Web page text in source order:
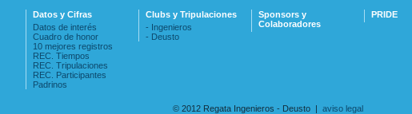
Datos y Cifras
Datos de interés
Cuadro de honor
10 mejores registros
REC. Tiempos
REC. Tripulaciones
REC. Participantes
Padrinos
Clubs y Tripulaciones
- Ingenieros
- Deusto
Sponsors y
Colaboradores
PRIDE
© 2012 Regata Ingenieros - Deusto | aviso legal